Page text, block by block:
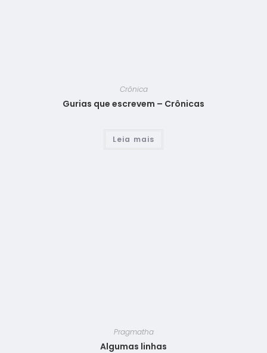
Crônica
Gurias que escrevem – Crônicas
Leia mais
Pragmatha
Algumas linhas